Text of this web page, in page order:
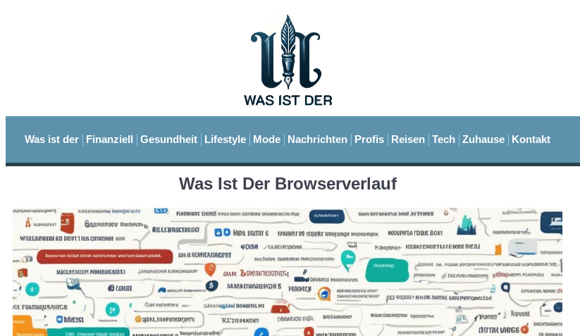
Was ist der Finanziell Gesundheit Lifestyle Mode Nachrichten Profis Reisen Tech Zuhause Kontakt
Was Ist Der Browserverlauf